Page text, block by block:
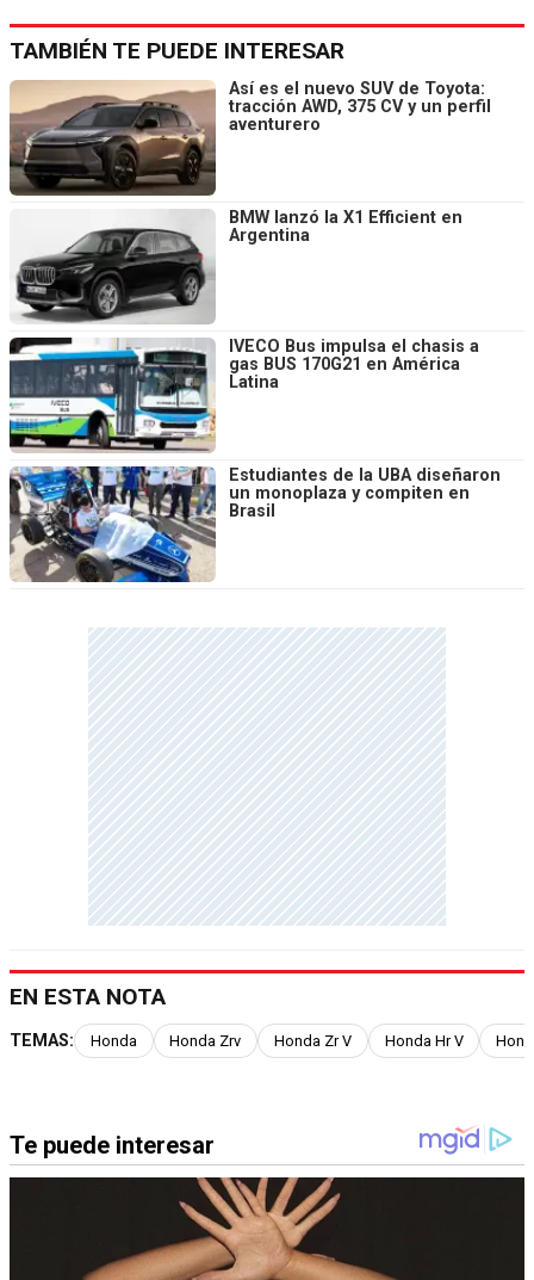
TAMBIÉN TE PUEDE INTERESAR
Así es el nuevo SUV de Toyota:
tracción AWD, 375 CV y un perfil
aventurero
BMW lanzó la X1 Efficient en
Argentina
IVECO Bus impulsa el chasis a
gas BUS 170G21 en América
Latina
Estudiantes de la UBA diseñaron
un monoplaza y compiten en
Brasil
EN ESTA NOTA
TEMAS: Honda Honda Zrv Honda Zr V Honda Hr V